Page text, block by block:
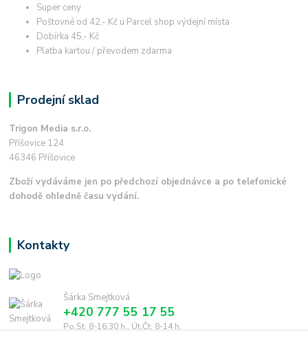
Super ceny
Poštovné od 42,- Kč u Parcel shop výdejní místa
Dobírka 45,- Kč
Platba kartou / převodem zdarma
Prodejní sklad
Trigon Media s.r.o.
Příšovice 124
46346 Příšovice
Zboží vydáváme jen po předchozí objednávce a po telefonické
dohodě ohledně času vydání.
Kontakty
Šárka Smejtková
+420 777 55 17 55
Po,St: 8-16.30 h., Út,Čt: 8-14 h.